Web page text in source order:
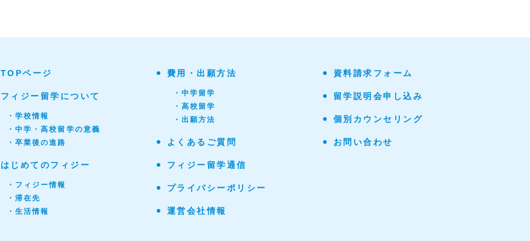
TOPページ
フィジー留学について
・学校情報
・中学・高校留学の意義
・卒業後の進路
はじめてのフィジー
・フィジー情報
・滞在先
・生活情報
費用・出願方法
・中学留学
・高校留学
・出願方法
よくあるご質問
フィジー留学通信
プライバシーポリシー
運営会社情報
資料請求フォーム
留学説明会申し込み
個別カウンセリング
お問い合わせ